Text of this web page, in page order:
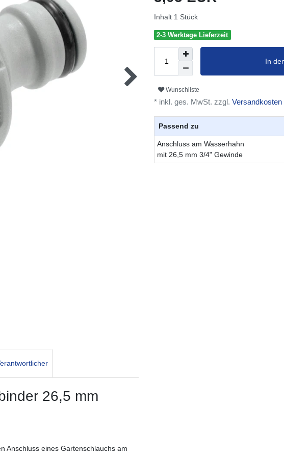
Inhalt 1 Stück
2-3 Werktage Lieferzeit
In
Wunschliste
* inkl. ges. MwSt. zzgl. Versandkosten
Passend zu
Anschluss am Wasserhahn
mit 26,5 mm 3/4" Gewinde
26,5 mm
Anschluss eines Gartenschlauchs am